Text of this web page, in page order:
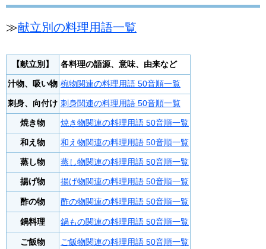
≫献立別の料理用語一覧
【献立別】 各料理の語源、意味、由来など
汁物、吸い物 椀物関連の料理用語 50音順一覧
刺身、向付け 刺身関連の料理用語 50音順一覧
焼き物 焼き物関連の料理用語 50音順一覧
和え物 和え物関連の料理用語 50音順一覧
蒸し物 蒸し物関連の料理用語 50音順一覧
揚げ物 揚げ物関連の料理用語 50音順一覧
酢の物 酢の物関連の料理用語 50音順一覧
鍋料理 鍋もの関連の料理用語 50音順一覧
ご飯物 ご飯物関連の料理用語 50音順一覧